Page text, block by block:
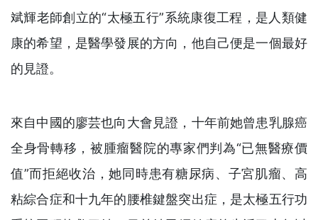
斌輝老師創立的“太極五行”系統康復工程，是人類健
康的希望，是醫學發展的方向，他自己便是一個最好
的見證。
來自中國的廖芸也向大會見證，十年前她曾患乳腺癌
全身骨轉移，被腫瘤醫院的專家們判為“已無醫療價
值”而拒絕收治，她同時患有糖尿病、子宮肌瘤、高
粘綜合症和十九年的腰椎鍵盤突出症，是太極五行功